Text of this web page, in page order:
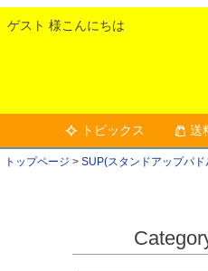
ゲスト 様こんにちは
トピックス 送
トップページ SUP(スタンドアップパド